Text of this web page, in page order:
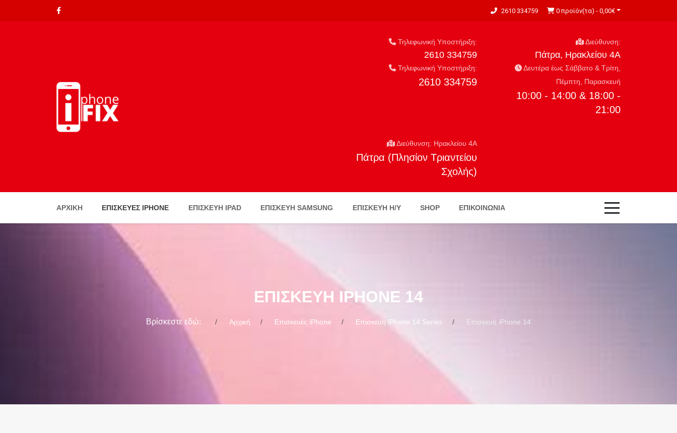
2610 334759 0 προϊόν(τα) - 0,00€
Τηλεφωνική Υποστήριξη:
2610 334759
Διεύθυνση:
Πάτρα, Ηρακλείου 4Α
Τηλεφωνική Υποστήριξη:
2610 334759
Δευτέρα έως Σάββατο & Τρίτη,
Πέμπτη, Παρασκευή
10:00 - 14:00 & 18:00 -
21:00
Διεύθυνση: Ηρακλείου 4Α
Πάτρα (Πλησίον Τριαντείου
Σχολής)
ΑΡΧΙΚΉ ΕΠΙΣΚΕΥΈΣ IPHONE ΕΠΙΣΚΕΥΗ IPAD ΕΠΙΣΚΕΥΗ SAMSUNG ΕΠΙΣΚΕΥΉ Η/Υ SHOP ΕΠΙΚΟΙΝΩΝΊΑ
ΕΠΙΣΚΕΥΉ IPHONE 14
Βρίσκεστε εδώ: Αρχική Επισκευές iPhone Επισκευή iPhone 14 Series Επισκευή iPhone 14